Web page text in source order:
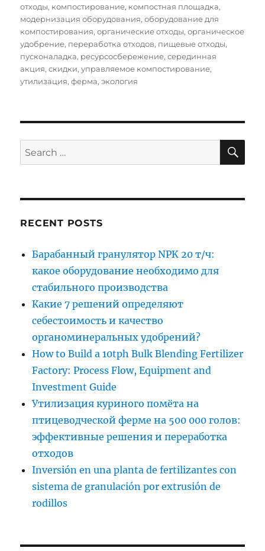
отходы, компостирование, компостная площадка,
модернизация оборудования,оборудование для
компостирования,органические отходы,органическое
удобрение, переработка отходов, пищевые отходы,
пусконаладка, ресурсосбережение,серединная
акция,скидки,управляемое компостирование,
утилизация,ферма,экология
Search
for:
RECENT POSTS
Барабанный гранулятор NPK 20 т/ч:
какое оборудование необходимо для
стабильного производства
Какие 7 решений определяют
себестоимость и качество
органоминеральных удобрений?
How to Build a 10tph Bulk Blending Fertilizer
Factory: Process Flow, Equipment and
Investment Guide
Утилизация куриного помёта на
птицеводческой ферме на 500 000 голов:
эффективные решения и переработка
отходов
Inversión en una planta de fertilizantes con
sistema de granulación por extrusión de
rodillos